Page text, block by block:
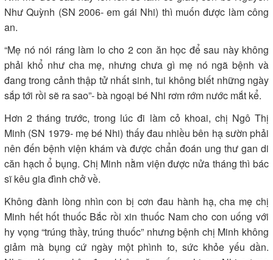
Như Quỳnh (SN 2006- em gái Nhi) thì muốn được làm công
an.
“Mẹ nó nói ráng làm lo cho 2 con ăn học để sau này không
phải khổ như cha mẹ, nhưng chưa gì mẹ nó ngã bệnh và
đang trong cảnh thập tử nhất sinh, tui không biết những ngày
sắp tới rồi sẽ ra sao”- bà ngoại bé Nhi rơm rớm nước mắt kể.
Hơn 2 tháng trước, trong lúc đi làm cỏ khoai, chị Ngô Thị
Minh (SN 1979- mẹ bé Nhi) thấy đau nhiều bên hạ sườn phải
nên đến bệnh viện khám và được chẩn đoán ung thư gan di
căn hạch ổ bụng. Chị Minh nằm viện được nửa tháng thì bác
sĩ kêu gia đình chở về.
Không đành lòng nhìn con bị cơn đau hành hạ, cha mẹ chị
Minh hết hốt thuốc Bắc rồi xin thuốc Nam cho con uống với
hy vọng “trúng thầy, trúng thuốc” nhưng bệnh chị Minh không
giảm mà bụng cứ ngày một phình to, sức khỏe yếu dần.